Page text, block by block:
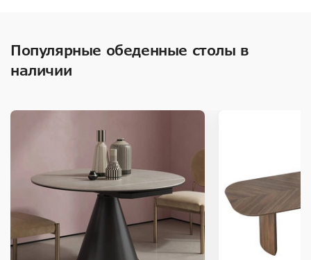
Популярные обеденные столы в
наличии